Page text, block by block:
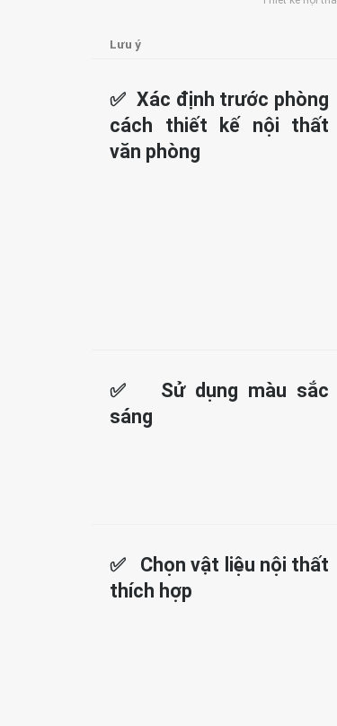
Lưu ý
✅ Xác định trước phòng
cách thiết kế nội thất
văn phòng
✅ Sử dụng màu sắc
sáng
✅ Chọn vật liệu nội thất
thích hợp